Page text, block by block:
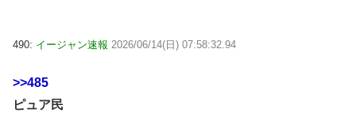
490: イージャン速報 2026/06/14(日) 07:58:32.94
>>485
ピュア民